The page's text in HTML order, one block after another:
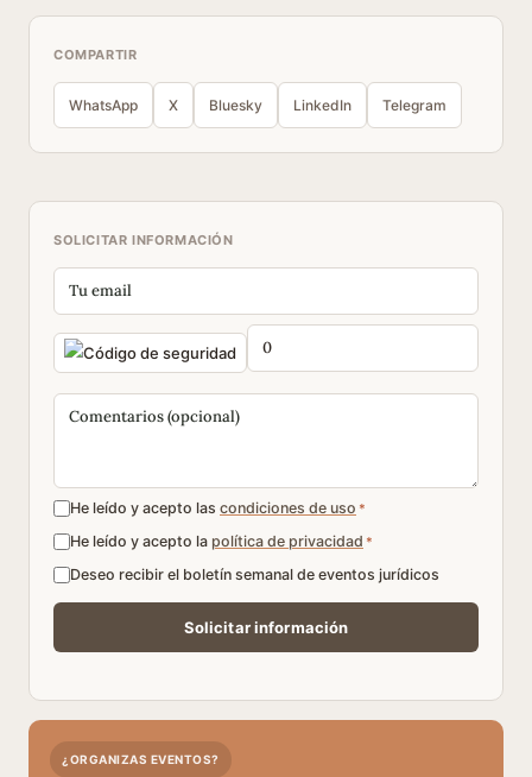
COMPARTIR
WhatsApp X Bluesky LinkedIn Telegram
SOLICITAR INFORMACIÓN
He leído y acepto las condiciones de uso *
He leído y acepto la política de privacidad *
Deseo recibir el boletín semanal de eventos jurídicos
¿ORGANIZAS EVENTOS?